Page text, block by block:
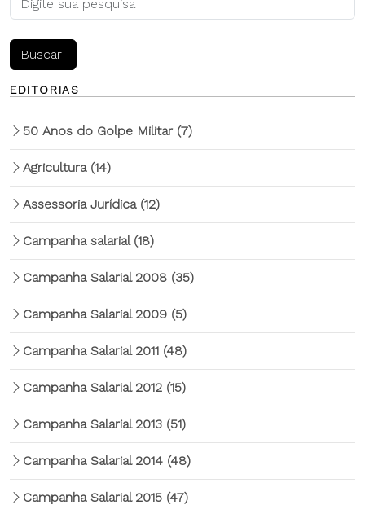
EDITORIAS
50 Anos do Golpe Militar (7)
Agricultura (14)
Assessoria Jurídica (12)
Campanha salarial (18)
Campanha Salarial 2008 (35)
Campanha Salarial 2009 (5)
Campanha Salarial 2011 (48)
Campanha Salarial 2012 (15)
Campanha Salarial 2013 (51)
Campanha Salarial 2014 (48)
Campanha Salarial 2015 (47)